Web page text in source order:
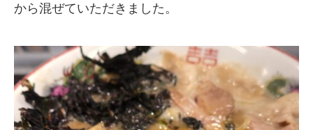
から混ぜていただきました。